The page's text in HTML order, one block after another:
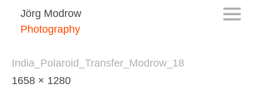
Jörg Modrow
Photography
India_Polaroid_Transfer_Modrow_18
1658 × 1280